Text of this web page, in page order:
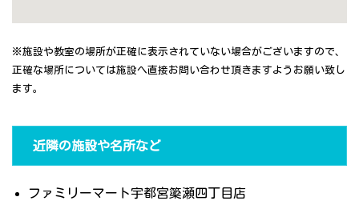
※施設や教室の場所が正確に表示されていない場合がございますので、
正確な場所については施設へ直接お問い合わせ頂きますようお願い致し
ます。
近隣の施設や名所など
ファミリーマート宇都宮簗瀬四丁目店